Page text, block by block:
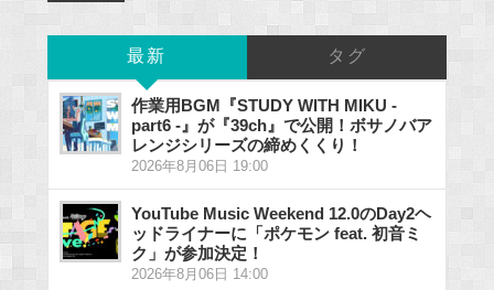
最新 タグ
作業用BGM『STUDY WITH MIKU -
part6 -』が『39ch』で公開！ボサノバア
レンジシリーズの締めくくり！
2026年8月06日 19:00
YouTube Music Weekend 12.0のDay2ヘ
ッドライナーに「ポケモン feat. 初音ミ
ク」が参加決定！
2026年8月06日 14:00